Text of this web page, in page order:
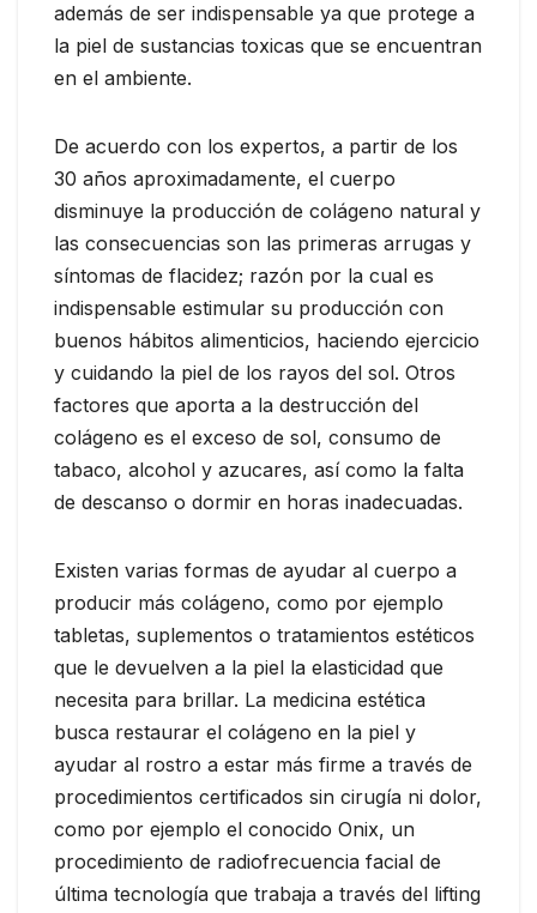
además de ser indispensable ya que protege a
la piel de sustancias toxicas que se encuentran
en el ambiente.
De acuerdo con los expertos, a partir de los
30 años aproximadamente, el cuerpo
disminuye la producción de colágeno natural y
las consecuencias son las primeras arrugas y
síntomas de flacidez; razón por la cual es
indispensable estimular su producción con
buenos hábitos alimenticios, haciendo ejercicio
y cuidando la piel de los rayos del sol. Otros
factores que aporta a la destrucción del
colágeno es el exceso de sol, consumo de
tabaco, alcohol y azucares, así como la falta
de descanso o dormir en horas inadecuadas.
Existen varias formas de ayudar al cuerpo a
producir más colágeno, como por ejemplo
tabletas, suplementos o tratamientos estéticos
que le devuelven a la piel la elasticidad que
necesita para brillar. La medicina estética
busca restaurar el colágeno en la piel y
ayudar al rostro a estar más firme a través de
procedimientos certificados sin cirugía ni dolor,
como por ejemplo el conocido Onix, un
procedimiento de radiofrecuencia facial de
última tecnología que trabaja a través del lifting